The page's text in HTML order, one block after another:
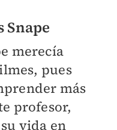
Snape
merecía
pues
más
profesor,
vida en